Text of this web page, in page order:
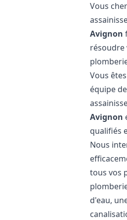
Vous
Avignon
résoudre
Vous
équipe
Avignon
qualifiés
Nous
tous vos
d'eau,